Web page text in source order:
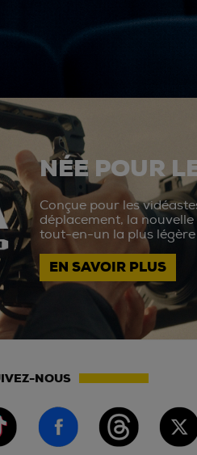
NÉE POUR
Conçue pour les
déplacement, la nouvelle
tout-en-un la plus
EN SAVOIR PLUS
NOUS